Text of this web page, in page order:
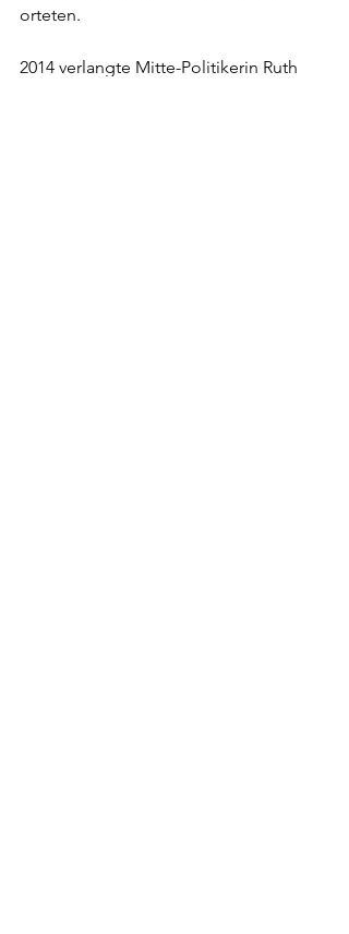
orteten.
2014 verlangte Mitte-Politikerin Ruth